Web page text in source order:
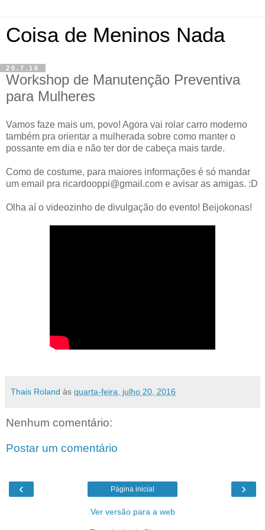
Coisa de Meninos Nada
20.7.16
Workshop de Manutenção Preventiva
para Mulheres
Vamos faze mais um, povo! Agora vai rolar carro moderno
também pra orientar a mulherada sobre como manter o
possante em dia e não ter dor de cabeça mais tarde.
Como de costume, para maiores informações é só mandar
um email pra ricardooppi@gmail.com e avisar as amigas. :D
Olha aí o videozinho de divulgação do evento! Beijokonas!
Thais Roland às quarta-feira, julho 20, 2016
Nenhum comentário:
Postar um comentário
‹ ›
Página inicial
Ver versão para a web